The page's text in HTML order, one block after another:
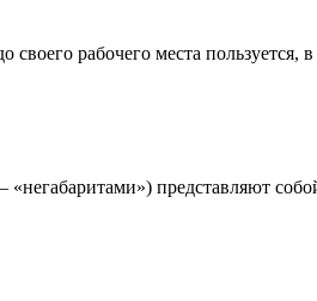
своего рабочего места
представляют